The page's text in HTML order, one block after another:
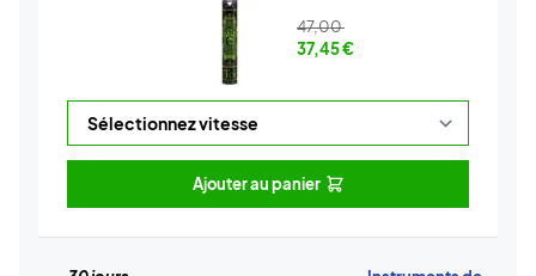
47,00
37,45€
Ajouter au panier